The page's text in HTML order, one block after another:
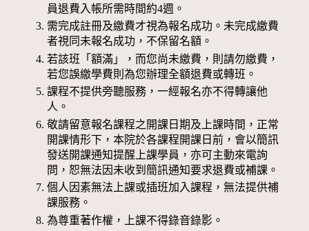
員退費入帳所需時間約4週。
需完成註冊及繳費才視為報名成功。未完成繳費
者視同未報名成功，不保留名額。
若該班「額滿」，而您尚未繳費，則請勿繳費，
若您誤繳學費則為您辦理全額退費或轉班。
課程不提供旁聽服務，一經報名亦不得轉讓他
人。
敬請留意報名課程之開課日期及上課時間，正常
開課情形下，本院於各課程開課日前，會以簡訊
發送開課通知提醒上課學員，亦可主動來電詢
問，恕無法因未收到簡訊通知要求退費或補課。
個人因素無法上課或插班加入課程，無法提供補
課服務。
為尊重著作權，上課不得錄音錄影。